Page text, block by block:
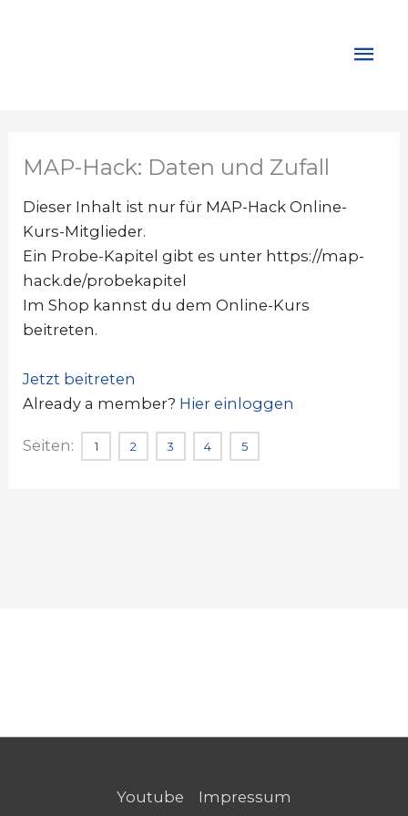
MAP-Hack: Daten und Zufall
Dieser Inhalt ist nur für MAP-Hack Online-
Kurs-Mitglieder.
Ein Probe-Kapitel gibt es unter https://map-
hack.de/probekapitel
Im Shop kannst du dem Online-Kurs
beitreten.
Jetzt beitreten
Already a member? Hier einloggen
Seiten: 1 2 3 4 5
Youtube
Impressum